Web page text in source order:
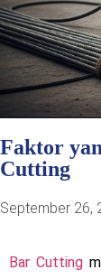
Faktor
Cutting
September 26,
Bar Cutting